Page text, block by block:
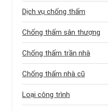
Dịch vụ chống thấm
Chống thấm sân thượng
Chống thấm trần nhà
Chống thấm nhà cũ
Loại công trình